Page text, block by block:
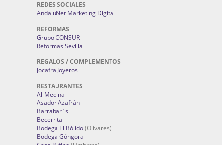
REDES SOCIALES
AndaluNet Marketing Digital
REFORMAS
Grupo CONSUR
Reformas Sevilla
REGALOS / COMPLEMENTOS
Jocafra Joyeros
RESTAURANTES
Al-Medina
Asador Azafrán
Barrabar´s
Becerrita
Bodega El Bólido(Olivares)
Bodega Góngora